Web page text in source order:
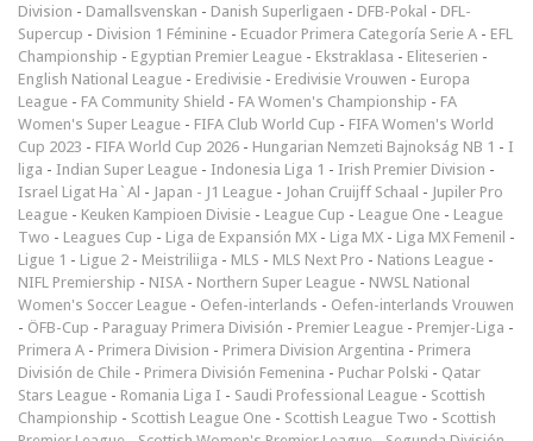
Division - Damallsvenskan - Danish Superligaen - DFB-Pokal - DFL-
Supercup - Division 1 Féminine - Ecuador Primera Categoría Serie A - EFL
Championship - Egyptian Premier League - Ekstraklasa - Eliteserien -
English National League - Eredivisie - Eredivisie Vrouwen - Europa
League - FA Community Shield - FA Women's Championship - FA
Women's Super League - FIFA Club World Cup - FIFA Women's World
Cup 2023 - FIFA World Cup 2026 - Hungarian Nemzeti Bajnokság NB 1 - I
liga - Indian Super League - Indonesia Liga 1 - Irish Premier Division -
Israel Ligat Ha`Al - Japan - J1 League - Johan Cruijff Schaal - Jupiler Pro
League - Keuken Kampioen Divisie - League Cup - League One - League
Two - Leagues Cup - Liga de Expansión MX - Liga MX - Liga MX Femenil -
Ligue 1 - Ligue 2 - Meistriliiga - MLS - MLS Next Pro - Nations League -
NIFL Premiership - NISA - Northern Super League - NWSL National
Women's Soccer League - Oefen-interlands - Oefen-interlands Vrouwen
- ÖFB-Cup - Paraguay Primera División - Premier League - Premjer-Liga -
Primera A - Primera Division - Primera Division Argentina - Primera
División de Chile - Primera División Femenina - Puchar Polski - Qatar
Stars League - Romania Liga I - Saudi Professional League - Scottish
Championship - Scottish League One - Scottish League Two - Scottish